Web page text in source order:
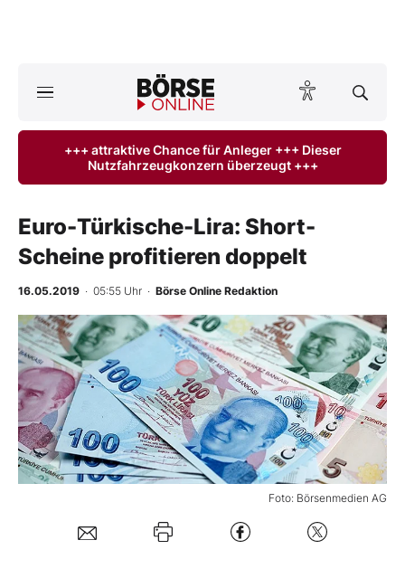
ktuelle Ausgabe BÖRSE ONLINE lesen
Anlageprodukte
Finanz-Check
BO-Musterdepots
Experten
Mein B:O
+++ attraktive Chance für Anleger +++ Dieser
Nutzfahrzeugkonzern überzeugt +++
Euro-Türkische-Lira: Short-
Scheine profitieren doppelt
16.05.2019 · 05:55 Uhr · Börse Online Redaktion
Foto: Börsenmedien AG